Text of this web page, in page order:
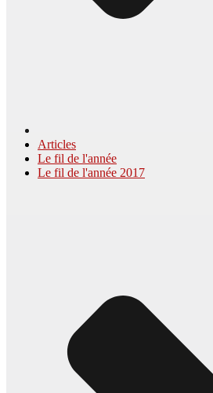
Articles
Le fil de l'année
Le fil de l'année 2017